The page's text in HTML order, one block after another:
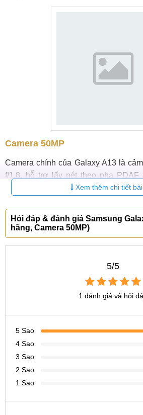
Camera 50MP
Camera chính của Galaxy A13 là
f/1.8, hỗ trợ lấy nét theo pha PDAF
rộng. Máy sở hữu nhiều tính năng
HDR... cho ra các bức ảnh sắc nét,
A13 được trang bị viên pin lớn
Xem thêm chi tiết
Hỏi đáp & đánh giá Samsung
hãng, Camera 50MP)
5/5
1 đánh giá và hỏi
5 Sao
4 Sao
3 Sao
2 Sao
1 Sao